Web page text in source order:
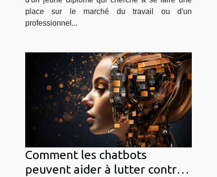
place sur le marché du travail ou d'un
professionnel...
Comment les chatbots
peuvent aider à lutter contre